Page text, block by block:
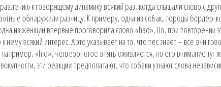
к говорящему динамику всякий раз, когда слышали слово с
обнаружили разницу. К примеру, одна из собак, породы бордер-
из женщин впервые проговорила слово «had». Но, при повторении
всякий интерес. А это указывает на то, что пес знает – все они
«hid», четвероногое опять оживляется, но его внимание тут
эти реакции предполагают, что собаки узнают слова